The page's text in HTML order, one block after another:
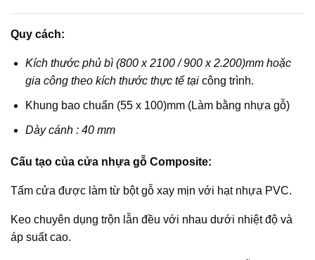
Quy cách:
Kích thước phủ bì (800 x 2100 / 900 x 2.200)mm hoặc
gia công theo kích thước thực tế tại công trình.
Khung bao chuẩn (55 x 100)mm (Làm bằng nhựa gỗ)
Dày cánh : 40 mm
Cấu tạo của cửa nhựa gỗ Composite:
Tấm cửa được làm từ bột gỗ xay mịn với hạt nhựa PVC.
Keo chuyên dụng trộn lẫn đều với nhau dưới nhiệt độ và
áp suất cao.